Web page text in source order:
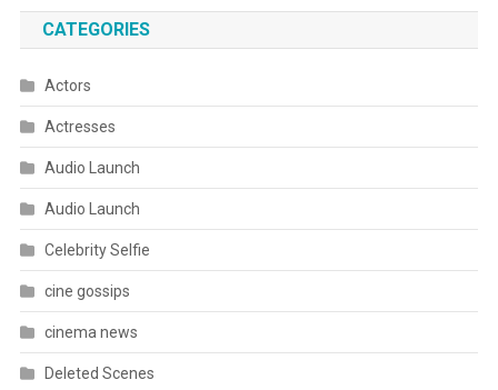
CATEGORIES
Actors
Actresses
Audio Launch
Audio Launch
Celebrity Selfie
cine gossips
cinema news
Deleted Scenes